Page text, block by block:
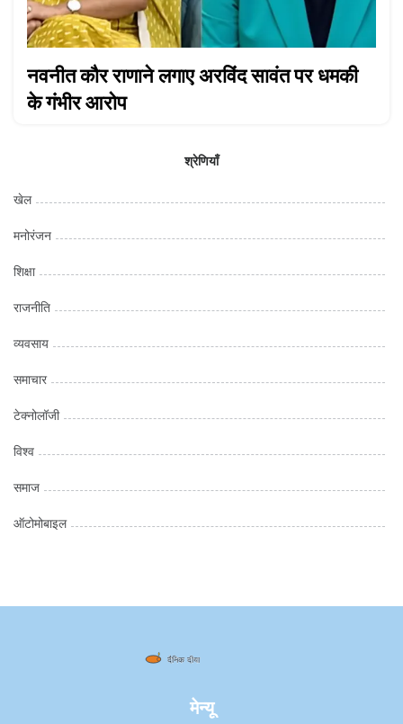
नवनीत कौर राणाने लगाए अरविंद सावंत पर धमकी
के गंभीर आरोप
श्रेणियाँ
खेल
मनोरंजन
शिक्षा
राजनीति
व्यवसाय
समाचार
टेक्नोलॉजी
विश्व
समाज
ऑटोमोबाइल
मेन्यू